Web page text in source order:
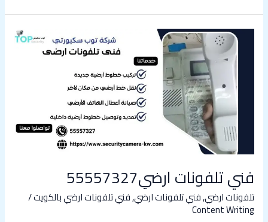
فني تلفونات ارضي55557327
تلفونات ارضي,فني تلفونات ارضي,فني تلفونات ارضي بالكويت/
Content Writing
فني
تلفونات
ارضي55557327